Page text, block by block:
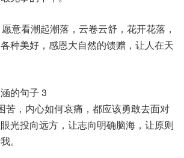
意看潮起潮落，云卷云舒，花开花落，
种美好，感恩大自然的馈赠，让人在天
的句子 3
苦，内心如何哀痛，都应该勇敢去面对
光投向远方，让志向明确脑海，让原则
。